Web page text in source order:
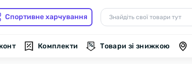
Спортивне харчування
Комплекти Товари зі знижкою